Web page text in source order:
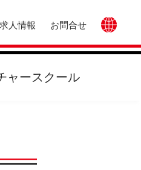
求人情報 お問合せ
ャースクール